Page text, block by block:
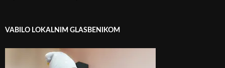
VABILO LOKALNIM GLASBENIKOM